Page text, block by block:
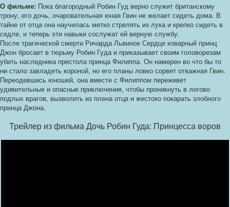
О фильме: Пока благородный Робин Гуд верно служит британскому
трону, его дочь, очаровательная юная Гвин не желает сидеть дома. В
тайне от отца она научилась метко стрелять из лука и крепко сидеть в
седле, и теперь эти навыки сослужат ей верную службу.
После трагической смерти Ричарда Львиное Сердце коварный принц
Джон бросает в тюрьму Робин Гуда и приказывает своим головорезам
убить наследника престола принца Филиппа. Он намерен во что бы то
ни стало завладеть короной, но его планы ловко сорвет отважная Гвин.
Переодевшись юношей, она вместе с Филиппом переживет
удивительные и опасные приключения, чтобы проникнуть в логово
подлых врагов, вызволить из плена отца и жестоко покарать злобного
принца Джона.
Трейлер из фильма Дочь Робин Гуда: Принцесса воров